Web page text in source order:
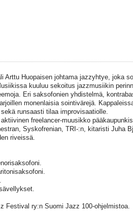
Arttu Huopaisen johtama jazzyhtye, joka
kuuluu sekoitus jazzmusiikin
Eri saksofonien yhdistelmä,
monenlaisia sointivärejä.
runsaasti tilaa improvisaatiolle.
freelancer-muusikko
Syskofrenian, TRI-:n, kitaristi Juha
riveissä.
Festival ry:n Suomi Jazz 100-ohjelmistoa.